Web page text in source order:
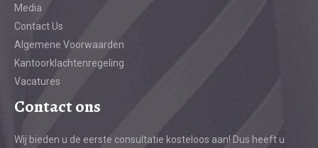
Media
Contact Us
Algemene Voorwaarden
Kantoorklachtenregeling
Vacatures
Contact ons
Wij bieden u de eerste consultatie kosteloos aan! Dus heeft u